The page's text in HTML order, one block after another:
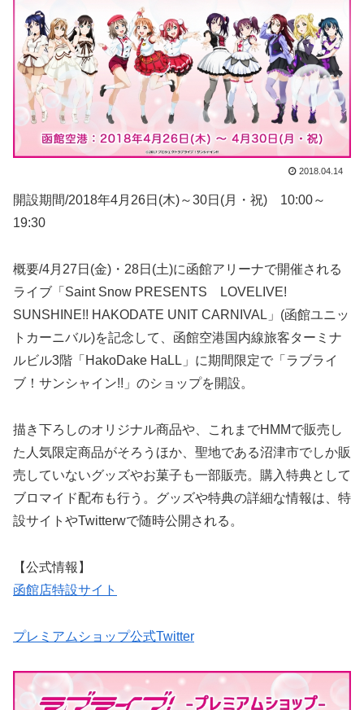
2018.04.14
開設期間/2018年4月26日(木)～30日(月・祝) 10:00～
19:30
概要/4月27日(金)・28日(土)に函館アリーナで開催される
ライブ「Saint Snow PRESENTS LOVELIVE!
SUNSHINE!! HAKODATE UNIT CARNIVAL」(函館ユニッ
トカーニバル)を記念して、函館空港国内線旅客ターミナ
ルビル3階「HakoDake HaLL」に期間限定で「ラブライ
ブ！サンシャイン!!」のショップを開設。
描き下ろしのオリジナル商品や、これまでHMMで販売し
た人気限定商品がそろうほか、聖地である沼津市でしか販
売していないグッズやお菓子も一部販売。購入特典として
ブロマイド配布も行う。グッズや特典の詳細な情報は、特
設サイトやTwitterwで随時公開される。
【公式情報】
函館店特設サイト
プレミアムショップ公式Twitter